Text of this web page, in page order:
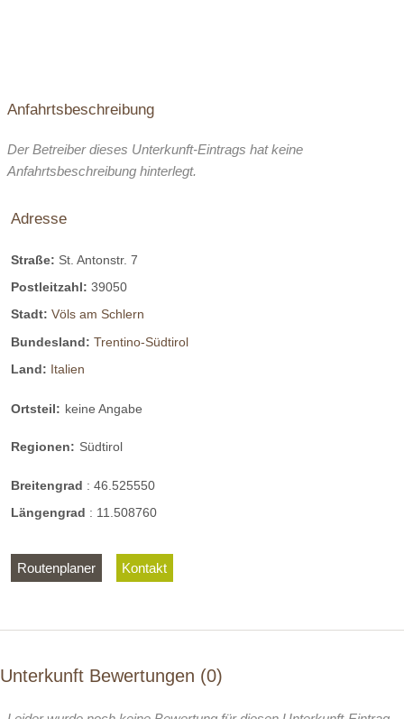
Anfahrtsbeschreibung
Der Betreiber dieses Unterkunft-Eintrags hat keine
Anfahrtsbeschreibung hinterlegt.
Adresse
Straße: St. Antonstr. 7
Postleitzahl: 39050
Stadt: Völs am Schlern
Bundesland: Trentino-Südtirol
Land: Italien
Ortsteil: keine Angabe
Regionen: Südtirol
Breitengrad : 46.525550
Längengrad : 11.508760
Routenplaner Kontakt
Unterkunft Bewertungen 0